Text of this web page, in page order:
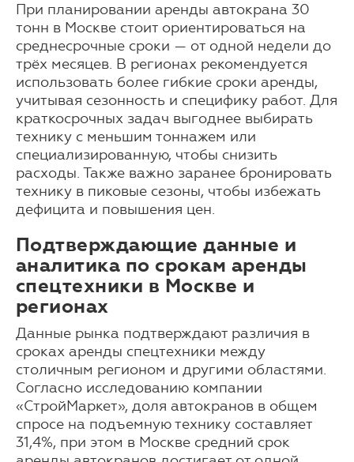
При планировании аренды автокрана 30
тонн в Москве стоит ориентироваться на
среднесрочные сроки — от одной недели до
трёх месяцев. В регионах рекомендуется
использовать более гибкие сроки аренды,
учитывая сезонность и специфику работ. Для
краткосрочных задач выгоднее выбирать
технику с меньшим тоннажем или
специализированную, чтобы снизить
расходы. Также важно заранее бронировать
технику в пиковые сезоны, чтобы избежать
дефицита и повышения цен.
Подтверждающие данные и
аналитика по срокам аренды
спецтехники в Москве и
регионах
Данные рынка подтверждают различия в
сроках аренды спецтехники между
столичным регионом и другими областями.
Согласно исследованию компании
«СтройМаркет», доля автокранов в общем
спросе на подъемную технику составляет
31,4%, при этом в Москве средний срок